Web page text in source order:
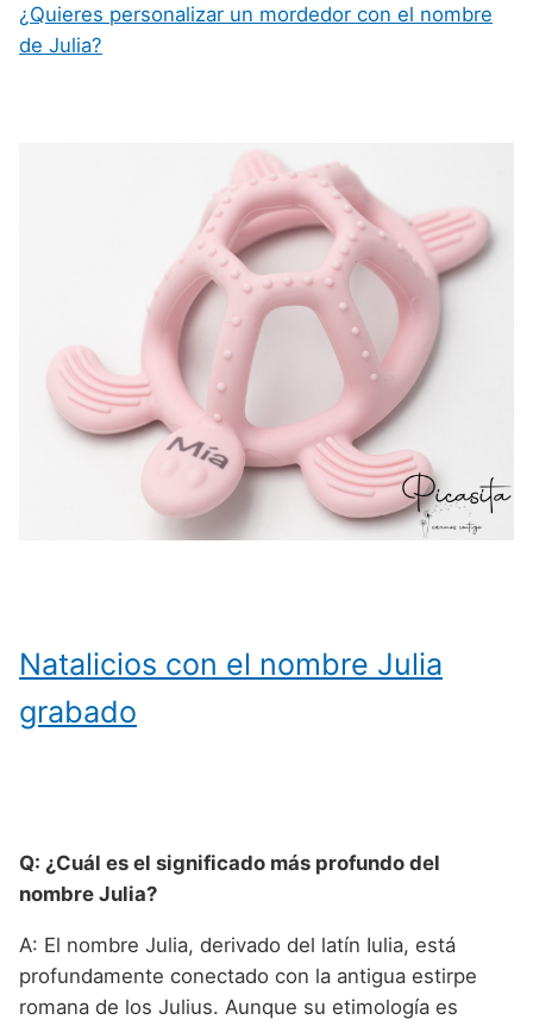
¿Quieres personalizar un mordedor con el nombre
de Julia?
Natalicios con el nombre Julia
grabado
Q: ¿Cuál es el significado más profundo del
nombre Julia?
A: El nombre Julia, derivado del latín Iulia, está
profundamente conectado con la antigua estirpe
romana de los Julius. Aunque su etimología es